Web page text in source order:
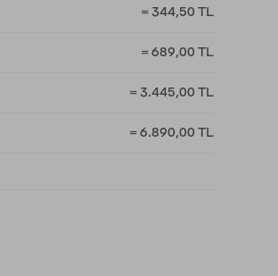
= 344,50 TL
= 689,00 TL
= 3.445,00 TL
= 6.890,00 TL